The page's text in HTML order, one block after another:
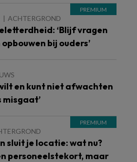
ACHTERGROND
‘Blijf vragen
bij ouders’
wilt en kunt niet afwachten
sluit je locatie: wat nu?
personeelstekort, maar